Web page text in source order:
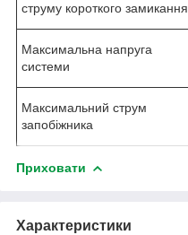
струму короткого замикання
Максимальна напруга
системи
Максимальний струм
запобіжника
Приховати
Характеристики